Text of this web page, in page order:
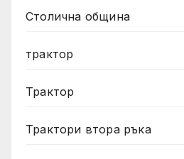
Столична община
трактор
Трактор
Трактори втора ръка